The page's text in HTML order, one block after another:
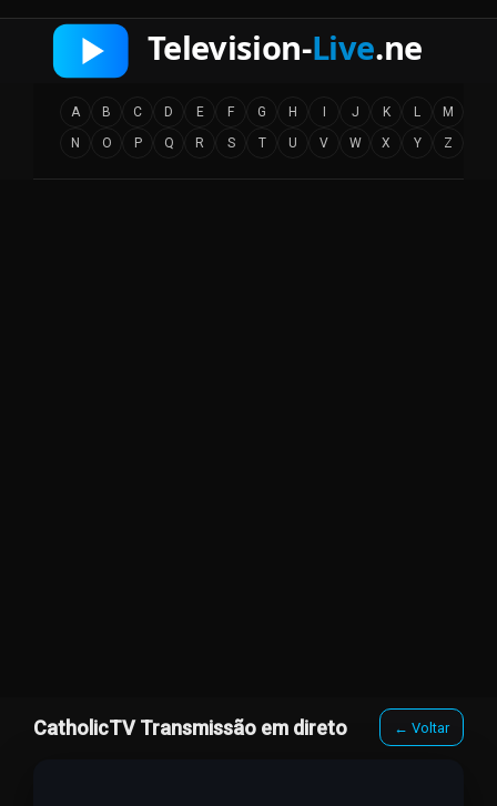
A B C D E F G H J K L
M
N
O P Q R S T U V W X Y Z
CatholicTV Transmissão em direto ← Voltar